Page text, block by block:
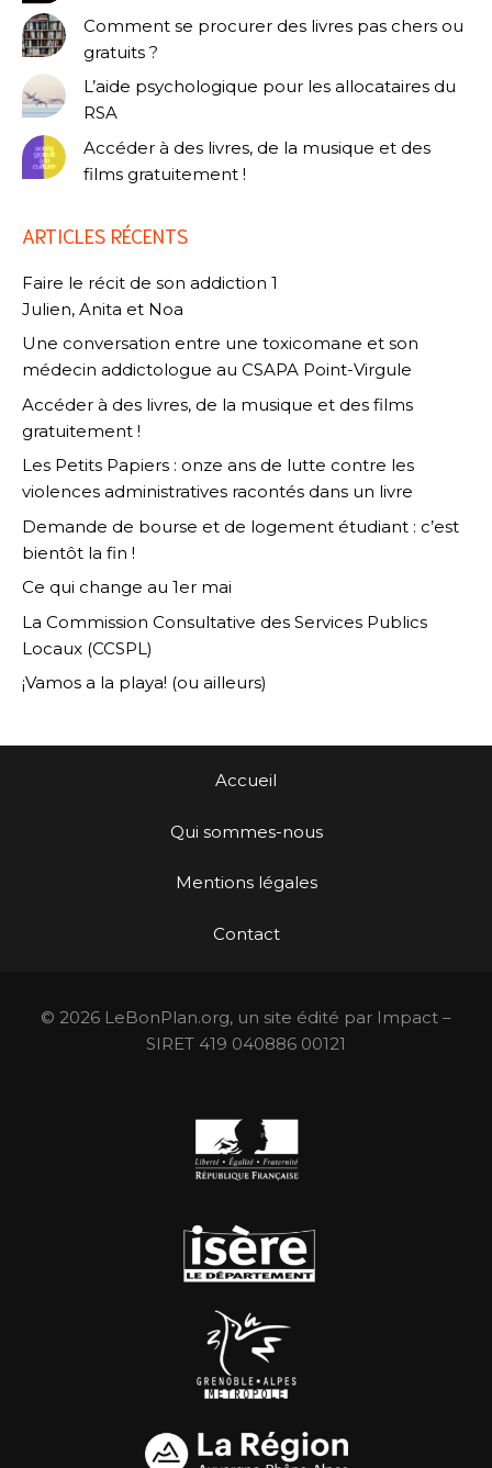
Comment se procurer des livres pas chers ou
gratuits ?
L’aide psychologique pour les allocataires du
RSA
Accéder à des livres, de la musique et des
films gratuitement !
ARTICLES RÉCENTS
Faire le récit de son addiction 1
Julien, Anita et Noa
Une conversation entre une toxicomane et son
médecin addictologue au CSAPA Point-Virgule
Accéder à des livres, de la musique et des films
gratuitement !
Les Petits Papiers : onze ans de lutte contre les
violences administratives racontés dans un livre
Demande de bourse et de logement étudiant : c’est
bientôt la fin !
Ce qui change au 1er mai
La Commission Consultative des Services Publics
Locaux (CCSPL)
¡Vamos a la playa! (ou ailleurs)
Accueil
Qui sommes-nous
Mentions légales
Contact
© 2026 LeBonPlan.org, un site édité par Impact –
SIRET 419 040886 00121